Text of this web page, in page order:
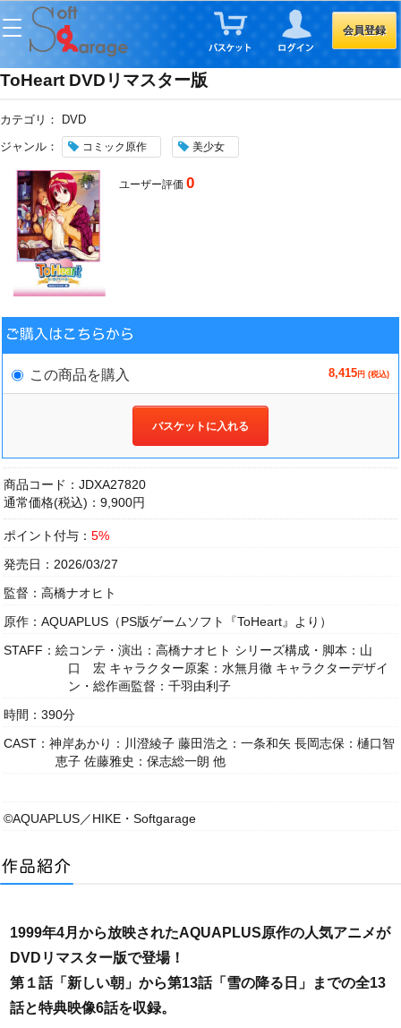
会員登録
ToHeart DVDリマスター版
カテゴリ：
DVD
ジャンル：
コミック原作 美少女
ユーザー評価0
この商品を購入 8,415円 (税込)
バスケットに入れる
商品コード：JDXA27820
通常価格(税込)：9,900円
ポイント付与：5%
発売日：2026/03/27
監督：高橋ナオヒト
原作：AQUAPLUS（PS版ゲームソフト『ToHeart』より）
STAFF：絵コンテ・演出：高橋ナオヒト シリーズ構成・脚本：山
口 宏 キャラクター原案：水無月徹 キャラクターデザイ
ン・総作画監督：千羽由利子
時間：390分
CAST：神岸あかり：川澄綾子 藤田浩之：一条和矢 長岡志保：樋口智
恵子 佐藤雅史：保志総一朗 他
©AQUAPLUS／HIKE・Softgarage
1999年4月から放映されたAQUAPLUS原作の人気アニメが
DVDリマスター版で登場！
第１話「新しい朝」から第13話「雪の降る日」までの全13
話と特典映像6話を収録。